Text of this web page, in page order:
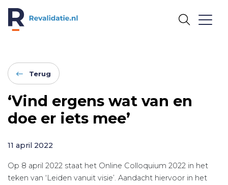
Terug
‘Vind ergens wat van en
doe er iets mee’
11 april 2022
Op 8 april 2022 staat het Online Colloquium 2022 in het
teken van ‘Leiden vanuit visie’. Aandacht hiervoor in het